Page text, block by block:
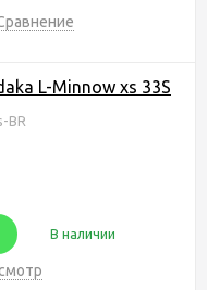
L-Minnow xs 33S
BR
В наличии